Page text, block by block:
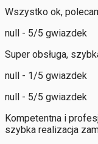
Wszystko ok,
null - 5/5 gwiazdek
Super obsługa,
null - 1/5 gwiazdek
null - 5/5 gwiazdek
Kompetentna i
szybka realizacja